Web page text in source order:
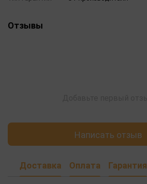
Отзывы
Написать отзыв
Доставка Оплата Гарантия